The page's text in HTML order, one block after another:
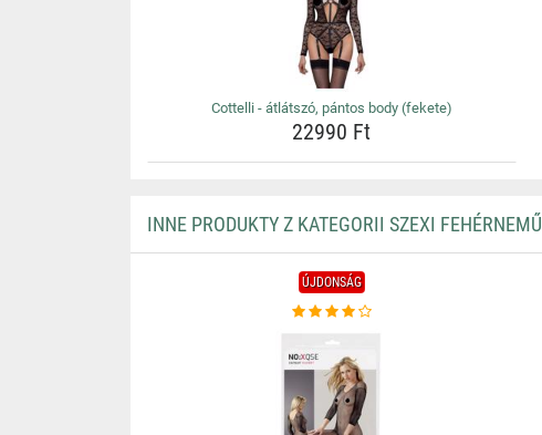
Cottelli - átlátszó, pántos body (fekete)
22990 Ft
INNE PRODUKTY Z KATEGORII SZEXI FEHÉRNEMŰ
ÚJDONSÁG